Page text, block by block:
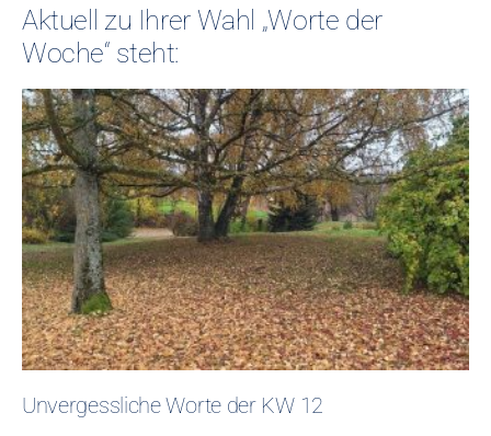
Aktuell zu Ihrer Wahl „Worte der
Woche“ steht:
Unvergessliche Worte der KW 12
Unvergessliche Worte der KW 12